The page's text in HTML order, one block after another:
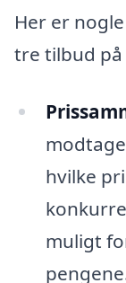
Her er
tre tilbud
hvilke
muligt